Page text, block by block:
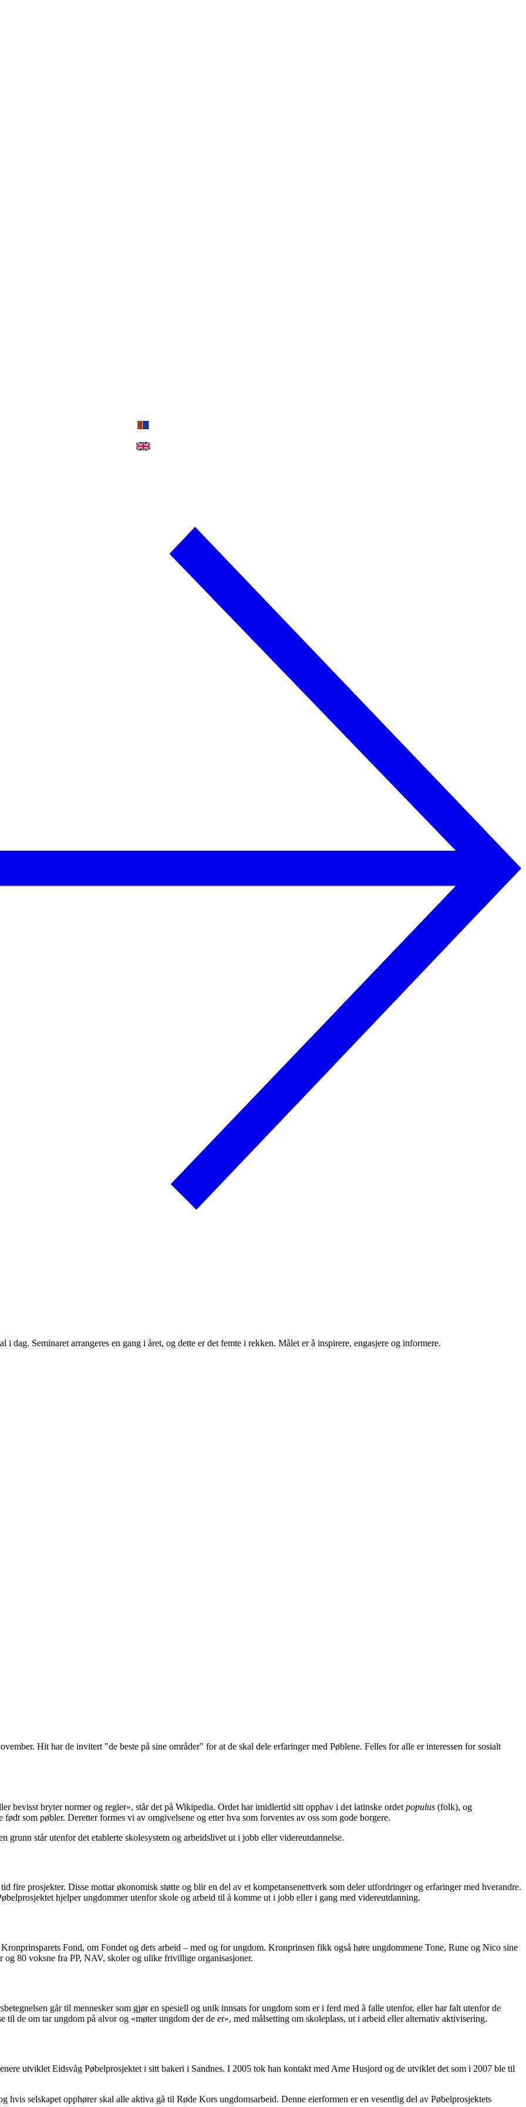
dag. Seminaret arrangeres en gang i året, og dette er det femte i rekken. Målet er å inspirere, engasjere og informere.
Hit har de invitert "de beste på sine områder" for at de skal dele erfaringer med Pøblene. Felles for alle er interessen for sosialt
bevisst bryter normer og regler», står det på Wikipedia. Ordet har imidlertid sitt opphav i det latinske ordet populus (folk), og
som pøbler. Deretter formes vi av omgivelsene og etter hva som forventes av oss som gode borgere.
grunn står utenfor det etablerte skolesystem og arbeidslivet ut i jobb eller videreutdannelse.
fire prosjekter. Disse mottar økonomisk støtte og blir en del av et kompetansenettverk som deler utfordringer og erfaringer med hverandre.
hjelper ungdommer utenfor skole og arbeid til å komme ut i jobb eller i gang med videreutdanning.
Fond, om Fondet og dets arbeid – med og for ungdom. Kronprinsen fikk også høre ungdommene Tone, Rune og Nico sine
80 voksne fra PP, NAV, skoler og ulike frivillige organisasjoner.
går til mennesker som gjør en spesiell og unik innsats for ungdom som er i ferd med å falle utenfor, eller har falt utenfor de
til de om tar ungdom på alvor og «møter ungdom der de er», med målsetting om skoleplass, ut i arbeid eller alternativ aktivisering.
utviklet Eidsvåg Pøbelprosjektet i sitt bakeri i Sandnes. I 2005 tok han kontakt med Arne Husjord og de utviklet det som i 2007 ble til
hvis selskapet opphører skal alle aktiva gå til Røde Kors ungdomsarbeid. Denne eierformen er en vesentlig del av Pøbelprosjektets